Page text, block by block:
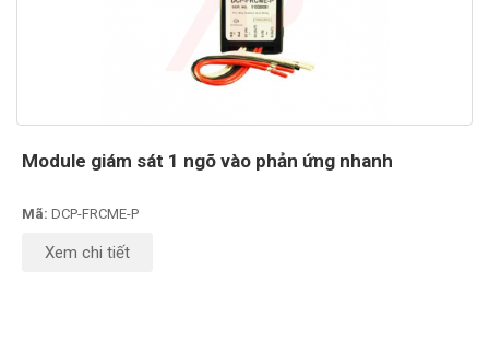
Module giám sát 1 ngõ vào phản ứng nhanh
Mã: DCP-FRCME-P
Xem chi tiết